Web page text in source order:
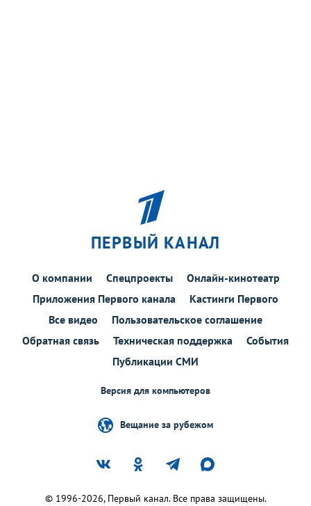
ПЕРВЫЙ КАНАЛ
О компании Спецпроекты
Онлайн-кинотеатр
Приложения Первого канала
Кастинги Первого
Все видео
Пользовательское соглашение
Обратная связь
Техническая поддержка
События
Публикации СМИ
Версия для компьютеров
Вещание за рубежом
© 1996-2026, Первый канал. Все права защищены.